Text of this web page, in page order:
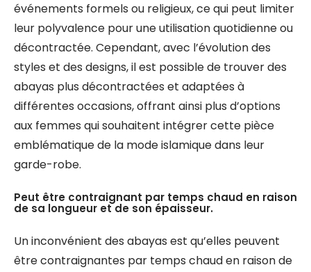
événements formels ou religieux, ce qui peut limiter
leur polyvalence pour une utilisation quotidienne ou
décontractée. Cependant, avec l’évolution des
styles et des designs, il est possible de trouver des
abayas plus décontractées et adaptées à
différentes occasions, offrant ainsi plus d’options
aux femmes qui souhaitent intégrer cette pièce
emblématique de la mode islamique dans leur
garde-robe.
Peut être contraignant par temps chaud en raison
de sa longueur et de son épaisseur.
Un inconvénient des abayas est qu’elles peuvent
être contraignantes par temps chaud en raison de